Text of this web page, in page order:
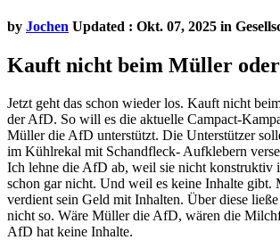
by Jochen Updated : Okt. 07, 2025 in
Kauft nicht beim Müller oder
Jetzt geht das schon wieder los. Kauft nicht
der AfD. So will es die aktuelle Campact-
Müller die AfD unterstützt. Die Unterstützer
im Kühlrekal mit Schandfleck- Aufklebern
Ich lehne die AfD ab, weil sie nicht konstruktiv
schon gar nicht. Und weil es keine Inhalte gibt.
verdient sein Geld mit Inhalten. Über diese
nicht so. Wäre Müller die AfD, wären die
AfD hat keine Inhalte.